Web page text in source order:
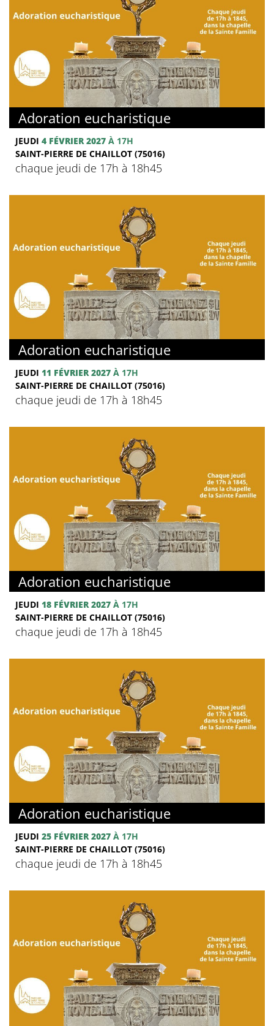
Adoration eucharistique
JEUDI 4 FÉVRIER 2027 À 17H
SAINT-PIERRE DE CHAILLOT (75016)
chaque jeudi de 17h à 18h45
Adoration eucharistique
JEUDI 11 FÉVRIER 2027 À 17H
SAINT-PIERRE DE CHAILLOT (75016)
chaque jeudi de 17h à 18h45
Adoration eucharistique
JEUDI 18 FÉVRIER 2027 À 17H
SAINT-PIERRE DE CHAILLOT (75016)
chaque jeudi de 17h à 18h45
Adoration eucharistique
JEUDI 25 FÉVRIER 2027 À 17H
SAINT-PIERRE DE CHAILLOT (75016)
chaque jeudi de 17h à 18h45